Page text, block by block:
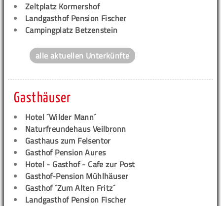
Zeltplatz Kormershof
Landgasthof Pension Fischer
Campingplatz Betzenstein
alle aktuellen Unterkünfte
Gasthäuser
Hotel ´Wilder Mann´
Naturfreundehaus Veilbronn
Gasthaus zum Felsentor
Gasthof Pension Aures
Hotel - Gasthof - Cafe zur Post
Gasthof-Pension Mühlhäuser
Gasthof ´Zum Alten Fritz´
Landgasthof Pension Fischer